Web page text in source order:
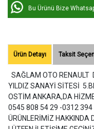
Bu Ürünü Bize
Ürün Detayı Taksit
SAĞLAM OTO RENAULT
YILDIZ SANAYİ SİTESİ
OSTİM ANKARA,DA
0545 808 54 29 -0312 394
ÜRÜNLERİMİZ HAKKINDA